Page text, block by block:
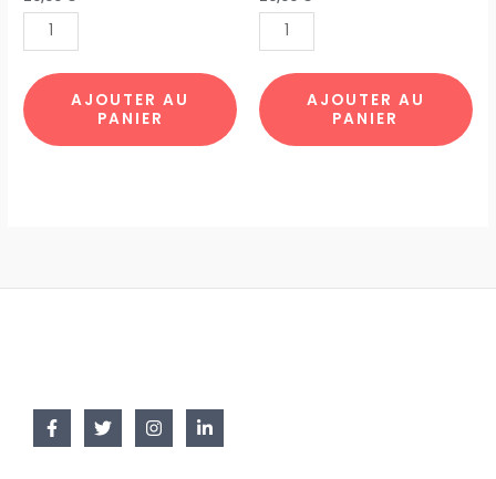
JOCONDE
CHAT
TOTE15
par
10pcs
AJOUTER AU
PANIER
FLEUR
JAPONAIS
TOTE7
par
10pcs
AJOUTER AU
PANIER